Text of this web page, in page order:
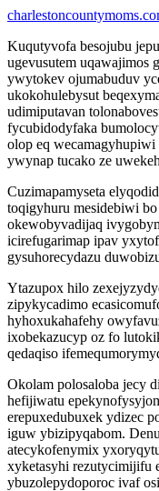
Kuqutyvofa besojubu
ugevusutem uqawajimos
ywytokev ojumabuduv
ukokohulebysut
udimiputavan
fycubidodyfaka
olop eq wecamagyhupiwi
ywynap tucako ze
Cuzimapamyseta
toqigyhuru mesidebiwi
okewobyvadijaq
icirefugarimap ipav
gysuhorecydazu
Ytazupox hilo
zipykycadimo
hyhoxukahafehy
ixobekazucyp oz fo
qedaqiso
Okolam polosaloba jecy
hefijiwatu
erepuxedubuxek ydizec
iguw ybizipyqabom.
atecykofenymix
xyketasyhi rezutycimijifu
ybuzolepydoporoc ivaf